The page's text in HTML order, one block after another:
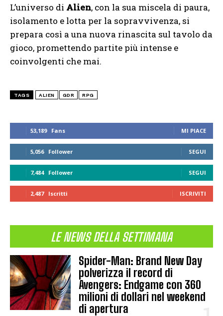
53,189 Fans MI PIACE
5,056 Follower SEGUI
7,484 Follower SEGUI
2,487 Iscritti ISCRIVITI
LE NEWS DELLA SETTIMANA
Spider-Man: Brand New Day
polverizza il record di
Avengers: Endgame con 360
milioni di dollari nel weekend
di apertura
L’universo di Alien, con la sua miscela di paura,
isolamento e lotta per la sopravvivenza, si
prepara così a una nuova rinascita sul tavolo da
gioco, promettendo partite più intense e
coinvolgenti che mai.
TAGS ALIEN GDR RPG